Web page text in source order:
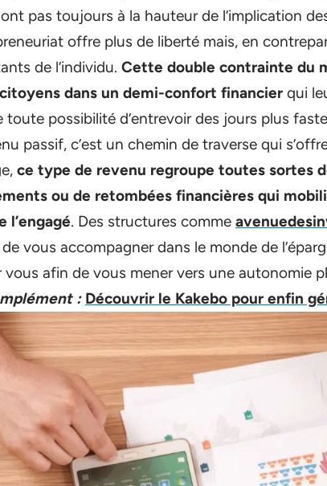
pas toujours à la hauteur de l’implication
offre plus de liberté mais, en
de l’individu. Cette double contrainte du
dans un demi-confort financier qui
toute possibilité d’entrevoir des jours plus
passif, c’est un chemin de traverse qui
ce type de revenu regroupe toutes sortes
ou de retombées financières qui
l’engagé. Des structures comme
vous accompagner dans le monde de
vous afin de vous mener vers une autonomie
: Découvrir le Kakebo pour enfin